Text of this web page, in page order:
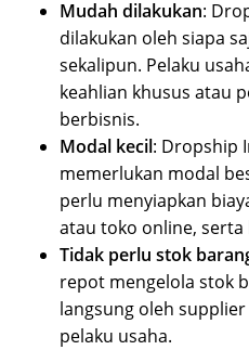
Mudah dilakukan:
dilakukan oleh siapa
sekalipun. Pelaku
keahlian khusus atau
berbisnis.
Modal kecil: Dropship
memerlukan modal
perlu menyiapkan
atau toko online, serta
Tidak perlu stok
repot mengelola stok
langsung oleh
pelaku usaha.